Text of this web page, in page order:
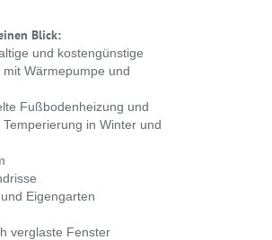
Blick:
und kostengünstige
Wärmepumpe und
Fußbodenheizung und
in Winter und
Eigengarten
verglaste Fenster